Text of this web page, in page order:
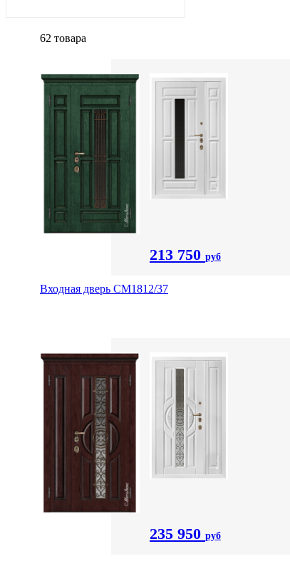
62 товара
213 750 руб
Входная дверь СМ1812/37
235 950 руб